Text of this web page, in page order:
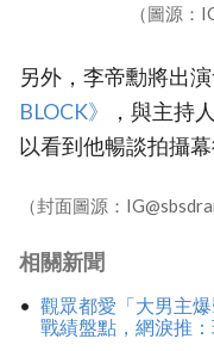
（圖源：
另外，李帝勳將出
BLOCK》‎
，與主持
以看到他暢談拍攝
（封面圖源：
相關新聞
觀眾都愛「大男主
戰績盤點，網淚推